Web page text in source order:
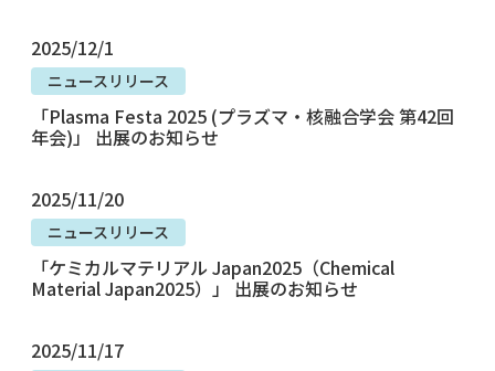
2025/12/1
ニュースリリース
「Plasma Festa 2025 (プラズマ・核融合学会 第42回
年会)」 出展のお知らせ
2025/11/20
ニュースリリース
「ケミカルマテリアル Japan2025（Chemical
Material Japan2025）」 出展のお知らせ
2025/11/17